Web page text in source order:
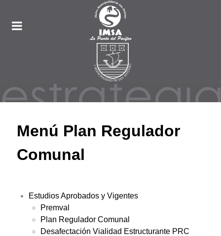
Menú Plan Regulador
Comunal
Estudios Aprobados y Vigentes
Premval
Plan Regulador Comunal
Desafectación Vialidad Estructurante PRC